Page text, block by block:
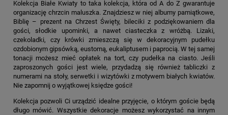
Kolekcja Białe Kwiaty to taka kolekcja, która od A do Z gwarantuje
organizację chrzcin maluszka. Znajdziesz w niej albumy pamiątkowe,
Biblię – prezent na Chrzest Święty, bileciki z podziękowaniem dla
gości, słodkie upominki, a nawet ciasteczka z wróżbą. Lizaki,
czekoladki, czy krówki zmieszczą się w dekoracyjnym pudełku
ozdobionym gipsówką, eustomą, eukaliptusem i paprocią. W tej samej
tonacji możesz mieć opłatek na tort, czy pudełka na ciasto. Jeśli
zaproszonych gości jest wiele, przydadzą się również tabliczki z
numerami na stoły, serwetki i wizytówki z motywem białych kwiatów.
Nie zapomnij o wyjątkowej księdze gości!
Kolekcja pozwoli Ci urządzić idealne przyjęcie, o którym goście będą
długo mówić. Wszystkie dekoracje możesz wykorzystać na innym